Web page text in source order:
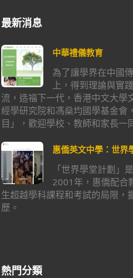
最新消息
中華禮儀教育
為了讓學界在中國
上，得到理論與實
流，造福下一代，香港中文大學
經學研究院和馮燊均國學基金會
目」，歡迎學校、教師和家長一
惠僑英文中學：世界
「世界學堂計劃」
2001年，惠僑配合
生超越學科課程和考試的局限，
歷。
熱門分類